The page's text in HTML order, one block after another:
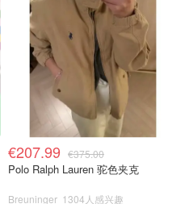
€207.99 €375.00
Polo Ralph Lauren 驼色夹克
Breuninger 1304人感兴趣